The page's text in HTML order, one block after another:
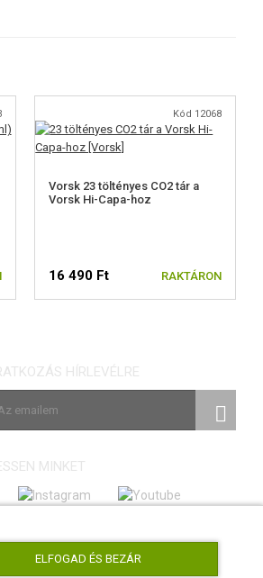
Kód 12068
Vorsk 23 töltényes CO2 tár a
Vorsk Hi-Capa-hoz
16 490 Ft RAKTÁRON
HÍRLEVÉLRE
MINKET
ELFOGAD ÉS BEZÁR